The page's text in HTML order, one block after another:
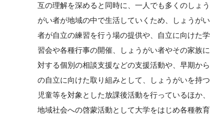
互の理解を深めると同時に、一人でも多くのしょう
がい者が地域の中で生活していくため、しょうがい
者が自立の練習を行う場の提供や、自立に向けた学
習会や各種行事の開催、しょうがい者やその家族に
対する個別の相談支援などの支援活動や、早期から
の自立に向けた取り組みとして、しょうがいを持つ
児童等を対象とした放課後活動を行っているほか、
地域社会への啓蒙活動として大学をはじめ各種教育